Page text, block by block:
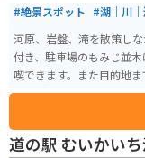
#絶景スポット #湖｜川
河原、岩盤、滝を散策し
付き、駐車場のもみじ並
喫できます。また目的地
リングできるのも良いポ
道の駅 むいかい